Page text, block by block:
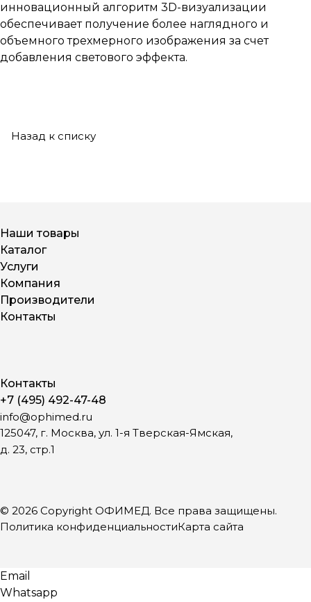
инновационный алгоритм 3D-визуализации
обеспечивает получение более наглядного и
объемного трехмерного изображения за счет
добавления светового эффекта.
Назад к списку
Наши товары
Каталог
Услуги
Компания
Производители
Контакты
Контакты
+7 (495) 492-47-48
info@ophimed.ru
125047, г. Москва, ул. 1-я Тверская-Ямская,
д. 23, стр.1
© 2026 Copyright ОФИМЕД. Все права защищены.
Политика конфиденциальностиКарта сайта
Email
Whatsapp